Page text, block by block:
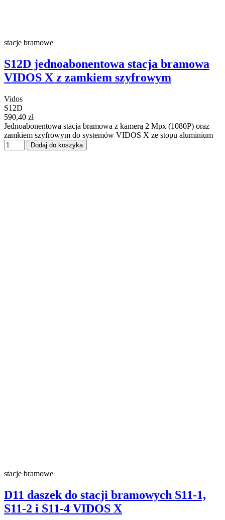
stacje bramowe
S12D jednoabonentowa stacja bramowa
VIDOS X z zamkiem szyfrowym
Vidos
S12D
590,40 zł
Jednoabonentowa stacja bramowa z kamerą 2 Mpx (1080P) oraz
zamkiem szyfrowym do systemów VIDOS X ze stopu aluminium
Dodaj do koszyka
stacje bramowe
D11 daszek do stacji bramowych S11-1,
S11-2 i S11-4 VIDOS X